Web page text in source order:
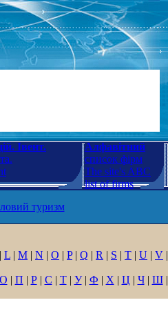
Івент.
Алфавітний
список фірм
The site's ABC
list of firms
туризм
| L | M | N | O | P| Q | R | S | T | U | V |
О | П | Р| С | Т| У| Ф | Х | Ц | Ч| Ш|